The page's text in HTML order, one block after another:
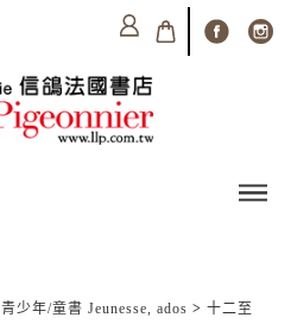
青少年/童書 Jeunesse, ados > 十二至